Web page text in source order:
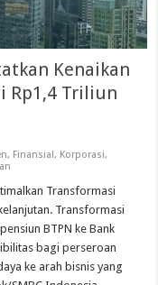
Kenaikan
Rp1,4 Triliun
, Finansial, Korporasi,
Transformasi
Transformasi
BTPN ke Bank
bagi perseroan
ke arah bisnis yang